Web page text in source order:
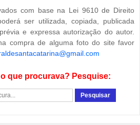
com base na Lei 9610 de Direito
ser utilizada, copiada, publicada
e expressa autorização do autor.
compra de alguma foto do site favor
que procurava? Pesquise: